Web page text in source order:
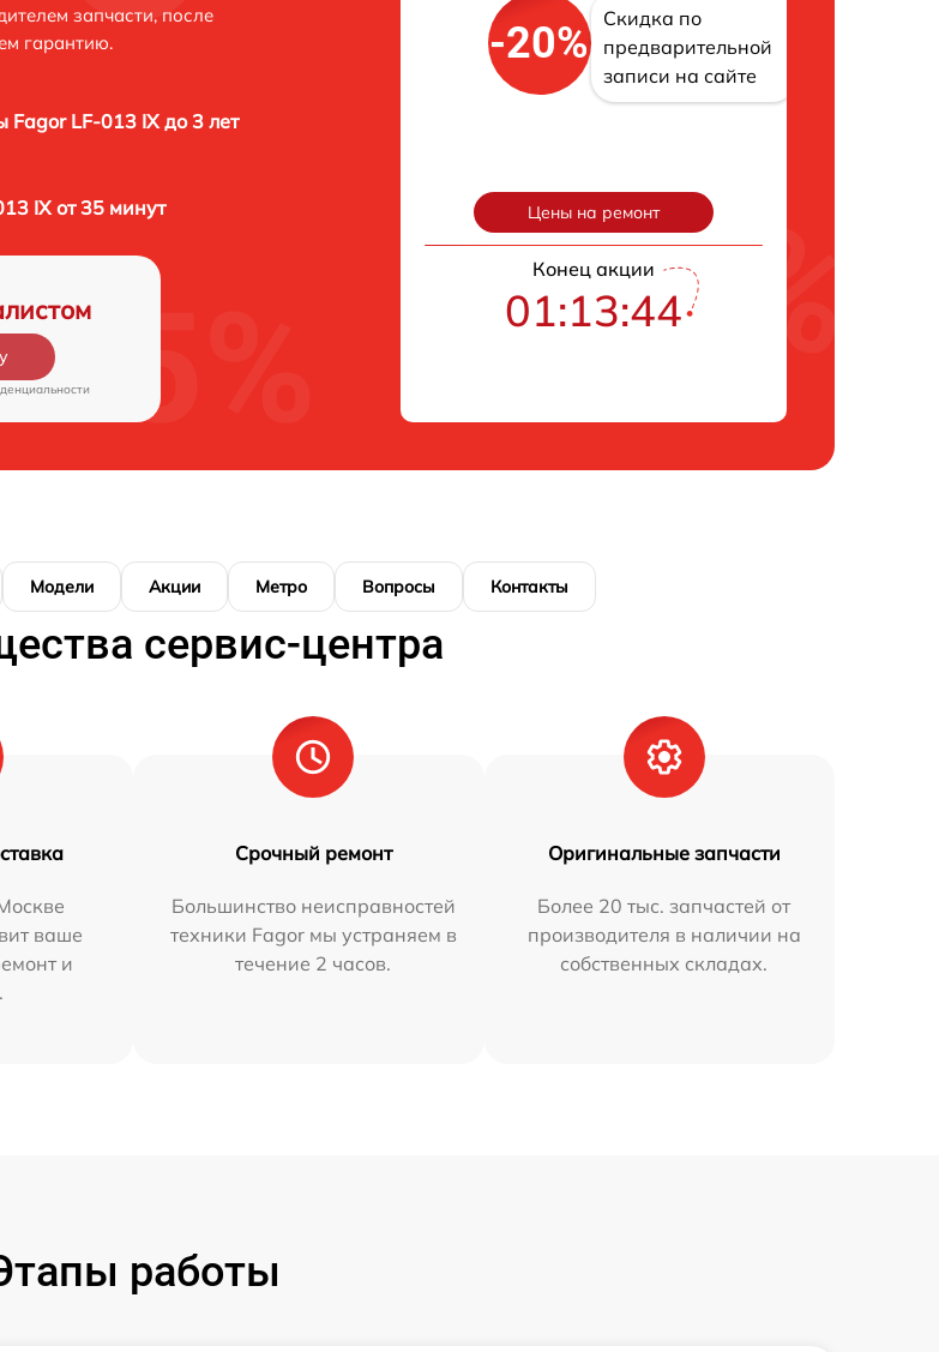
запчасти, после
гарантию.
LF-013 IX до 3 лет
IX от 35 минут
-20%
Скидка по
предварительной
записи на сайте
Цены на ремонт
Конец акции
01:13:43
Модели Акции Метро Вопросы Контакты
сервис-центра
ваше
и
Срочный ремонт
Большинство неисправностей
техники Fagor мы устраняем в
течение 2 часов.
Оригинальные запчасти
Более 20 тыс. запчастей от
производителя в наличии на
собственных складах.
работы